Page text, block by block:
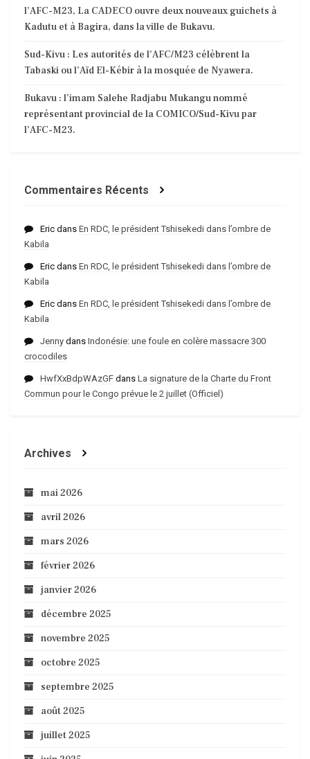
l’AFC-M23, La CADECO ouvre deux nouveaux guichets à
Kadutu et à Bagira, dans la ville de Bukavu.
Sud-Kivu : Les autorités de l’AFC/M23 célèbrent la
Tabaski ou l’Aïd El-Kébir à la mosquée de Nyawera.
Bukavu : l’imam Salehe Radjabu Mukangu nommé
représentant provincial de la COMICO/Sud-Kivu par
l’AFC-M23.
Commentaires Récents
Eric dans En RDC, le président Tshisekedi dans l’ombre de
Kabila
Eric dans En RDC, le président Tshisekedi dans l’ombre de
Kabila
Eric dans En RDC, le président Tshisekedi dans l’ombre de
Kabila
Jenny dans Indonésie: une foule en colère massacre 300
crocodiles
HwfXxBdpWAzGF dans La signature de la Charte du Front
Commun pour le Congo prévue le 2 juillet (Officiel)
Archives
mai 2026
avril 2026
mars 2026
février 2026
janvier 2026
décembre 2025
novembre 2025
octobre 2025
septembre 2025
août 2025
juillet 2025